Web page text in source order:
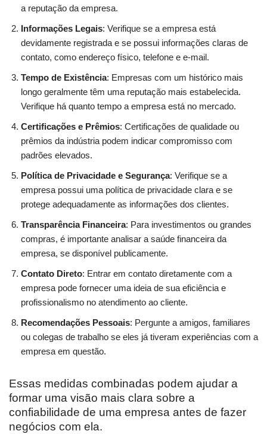
a reputação da empresa.
Informações Legais: Verifique se a empresa está
devidamente registrada e se possui informações claras de
contato, como endereço físico, telefone e e-mail.
Tempo de Existência: Empresas com um histórico mais
longo geralmente têm uma reputação mais estabelecida.
Verifique há quanto tempo a empresa está no mercado.
Certificações e Prêmios: Certificações de qualidade ou
prêmios da indústria podem indicar compromisso com
padrões elevados.
Política de Privacidade e Segurança: Verifique se a
empresa possui uma política de privacidade clara e se
protege adequadamente as informações dos clientes.
Transparência Financeira: Para investimentos ou grandes
compras, é importante analisar a saúde financeira da
empresa, se disponível publicamente.
Contato Direto: Entrar em contato diretamente com a
empresa pode fornecer uma ideia de sua eficiência e
profissionalismo no atendimento ao cliente.
Recomendações Pessoais: Pergunte a amigos, familiares
ou colegas de trabalho se eles já tiveram experiências com a
empresa em questão.
Essas medidas combinadas podem ajudar a
formar uma visão mais clara sobre a
confiabilidade de uma empresa antes de fazer
negócios com ela.